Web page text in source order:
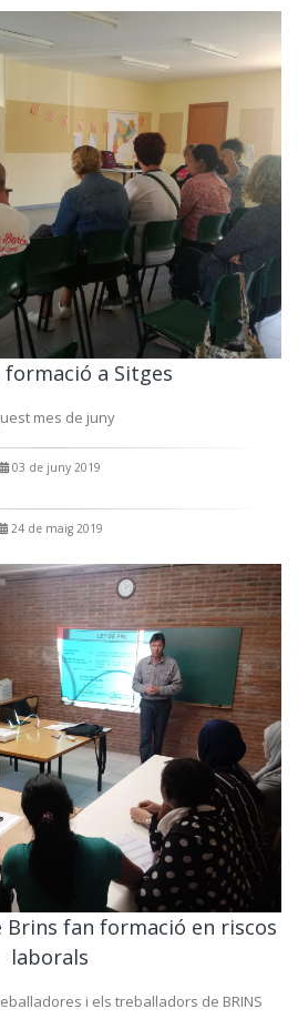
formació a Sitges
mes de juny
03 de juny 2019
24 de maig 2019
Brins fan formació en riscos
laborals
i els treballadors de BRINS